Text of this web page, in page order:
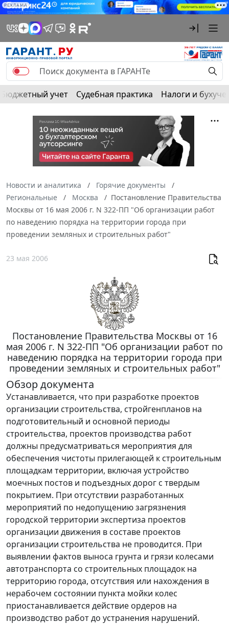
РЕКЛАМА
Бюджетный учет Судебная практика Налоги и
Новости и аналитика
Горячие документы
Региональные
Москва
Постановление Правительства
Москвы от 16 мая 2006 г. N 322-ПП "Об организации работ
по наведению порядка на территории города при
проведении земляных и строительных работ"
23 мая 2006
Постановление Правительства Москвы от 16
мая 2006 г. N 322-ПП "Об организации работ по
наведению порядка на территории города при
проведении земляных и строительных работ"
Обзор документа
Устанавливается, что при разработке проектов
организации строительства, стройгенпланов на
подготовительный и основной периоды
строительства, проектов производства работ
должны предусматриваться мероприятия для
обеспечения чистоты прилегающей к строительным
площадкам территории, включая устройство
моечных постов и подъездных дорог с твердым
покрытием. При отсутствии разработанных
мероприятий по недопущению загрязнения
городской территории экспертиза проектов
организации движения в составе проектов
организации строительства не проводится. При
выявлении фактов выноса грунта и грязи колесами
автотранспорта со строительных площадок на
территорию города, отсутствия или нахождения в
нерабочем состоянии пункта мойки колес
приостанавливается действие ордеров на
производство работ до устранения нарушений.